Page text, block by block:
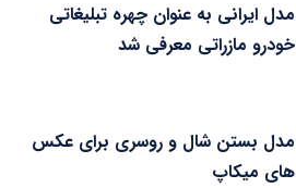
مدل ایرانی به عنوان چهره تبلیغاتی
خودرو مازراتی معرفی شد
مدل بستن شال و روسری برای عکس
های میکاپ